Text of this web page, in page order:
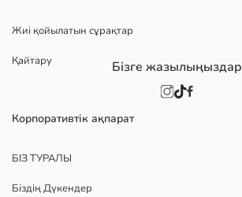
Жиі қойылатын сұрақтар
Қайтару
Корпоративтік ақпарат
БІЗ ТУРАЛЫ
Біздің Дүкендер
Бізге жазылыңыздар